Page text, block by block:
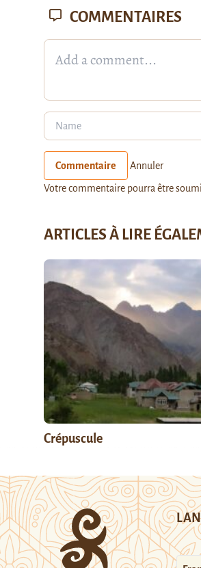
COMMENTAIRES
Commentaire Annuler
Votre commentaire pourra être
ARTICLES À LIRE
Crépuscule